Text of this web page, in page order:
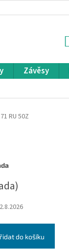
Závěsy
RU 50Z
do košíku